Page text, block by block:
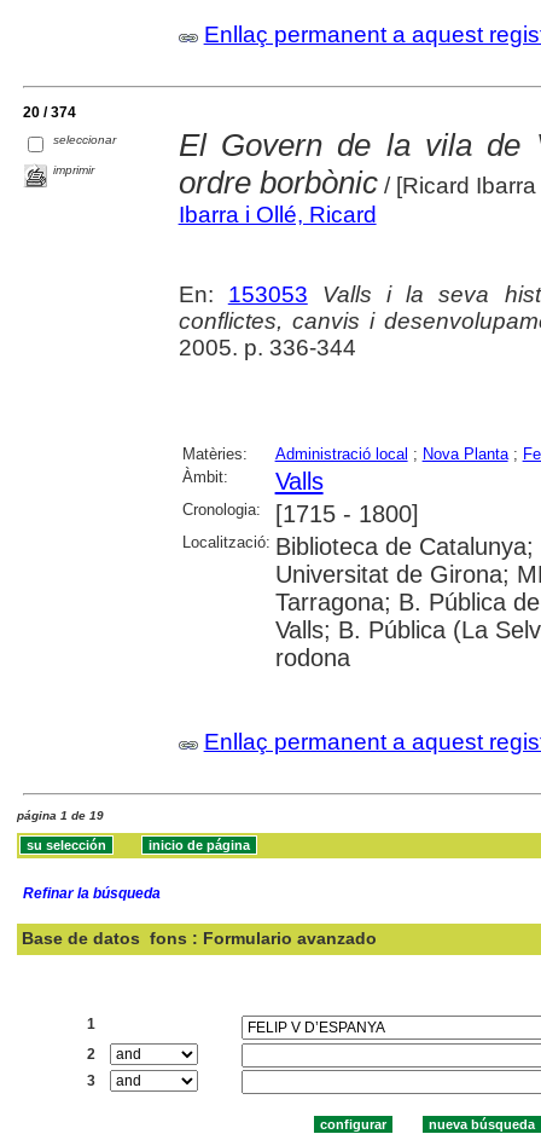
Enllaç permanent a aquest
20 / 374
seleccionar
imprimir
El Govern de la vila de
ordre borbònic/ [Ricard Ibarra
Ibarra i Ollé, Ricard
En: 153053
Valls i la seva
conflictes, canvis i
2005. p. 336-344
Matèries: Administració local ; Nova Planta;
Àmbit:
Valls
Cronologia: [1715 - 1800]
Localització: Biblioteca de
Universitat de Girona;
Tarragona; B. Pública
Valls; B. Pública (La
rodona
Enllaç permanent a aquest
página 1 de 19
Refinar la búsqueda
Base de datos fons : Formulario avanzado
1
2
3